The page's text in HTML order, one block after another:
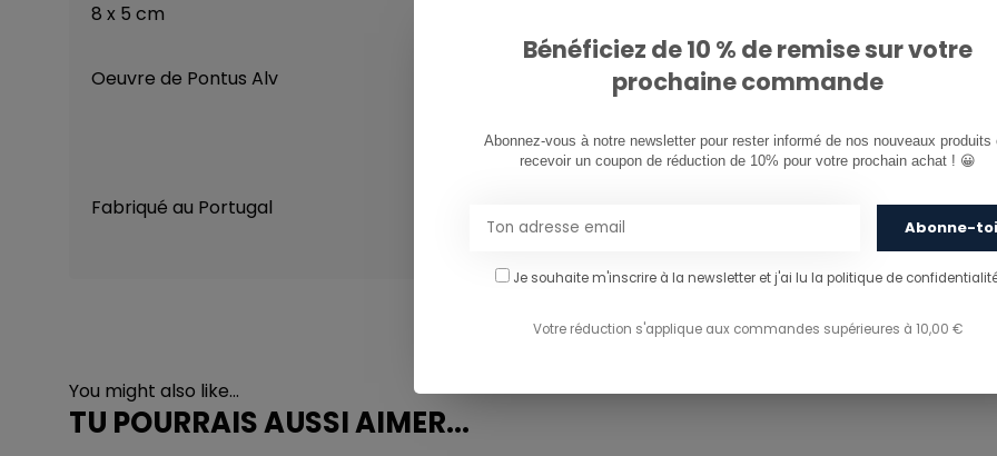
8 x 5 cm
Oeuvre de Pontus Alv
Fabriqué au Portugal
You might also like...
TU POURRAIS AUSSI AIMER...
Bénéficiez de 10 % de remise sur votre
prochaine commande
Abonnez-vous à notre newsletter pour rester informé de nos nouveaux produits
recevoir un coupon de réduction de 10% pour votre prochain achat ! 😀
Abonne-toi
Je souhaite m'inscrire à la newsletter et j'ai lu la politique de
Votre réduction s'applique aux commandes supérieures à 10,00 €